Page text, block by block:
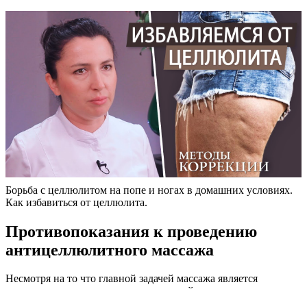
Борьба с целлюлитом на попе и ногах в домашних условиях.
Как избавиться от целлюлита.
Противопоказания к проведению
антицеллюлитного массажа
Несмотря на то что главной задачей массажа является